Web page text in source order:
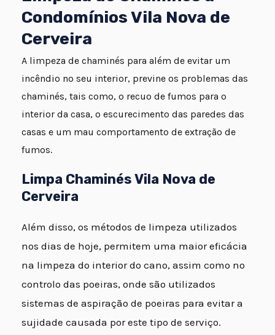
Condomínios Vila Nova de
Cerveira
A limpeza de chaminés para além de evitar um
incêndio no seu interior, previne os problemas das
chaminés, tais como, o recuo de fumos para o
interior da casa, o escurecimento das paredes das
casas e um mau comportamento de extração de
fumos.
Limpa Chaminés Vila Nova de
Cerveira
Além disso, os métodos de limpeza utilizados
nos dias de hoje, permitem uma maior eficácia
na limpeza do interior do cano, assim como no
controlo das poeiras, onde são utilizados
sistemas de aspiração de poeiras para evitar a
sujidade causada por este tipo de serviço.